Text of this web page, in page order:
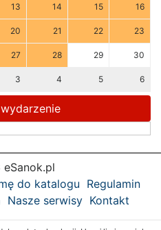
13 14 15 16
20 21 22 23
27 28 29 30
3 4 5 6
do katalogu Regulamin
Nasze serwisy Kontakt